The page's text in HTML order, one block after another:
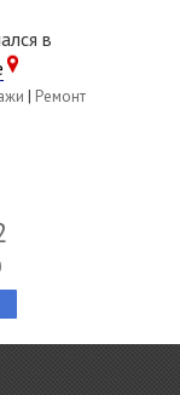
в
| Ремонт